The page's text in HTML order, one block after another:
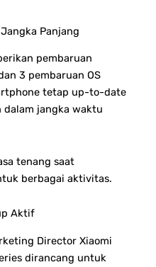
Panjang
pembaruan
3 pembaruan OS
tetap up-to-date
jangka waktu
tenang saat
berbagai aktivitas.
Aktif
Director Xiaomi
dirancang untuk